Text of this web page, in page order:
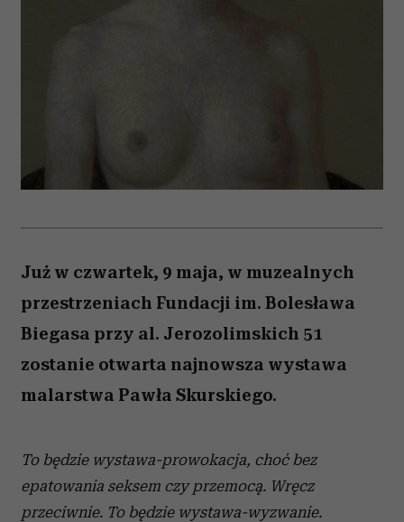
Już w czwartek, 9 maja, w muzealnych
przestrzeniach Fundacji im. Bolesława
Biegasa przy al. Jerozolimskich 51
zostanie otwarta najnowsza wystawa
malarstwa Pawła Skurskiego.
To będzie wystawa-prowokacja, choć bez
epatowania seksem czy przemocą. Wręcz
przeciwnie. To będzie wystawa-wyzwanie.